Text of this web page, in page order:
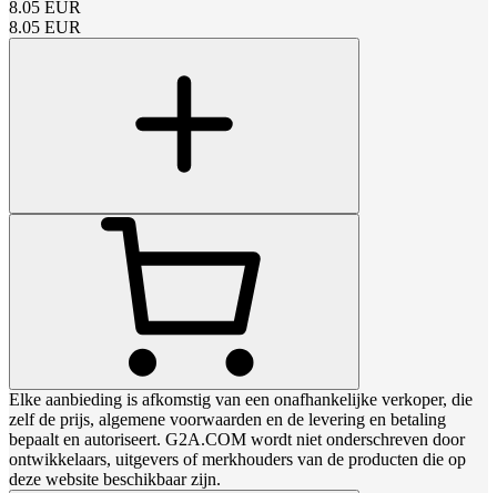
8.05 EUR
8.05 EUR
Elke aanbieding is afkomstig van een onafhankelijke verkoper, die
zelf de prijs, algemene voorwaarden en de levering en betaling
bepaalt en autoriseert. G2A.COM wordt niet onderschreven door
ontwikkelaars, uitgevers of merkhouders van de producten die op
deze website beschikbaar zijn.